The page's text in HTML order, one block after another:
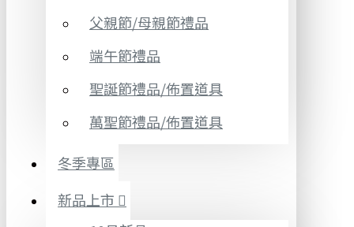
父親節/母親節禮品
端午節禮品
聖誕節禮品/佈置道具
萬聖節禮品/佈置道具
冬季專區
新品上市